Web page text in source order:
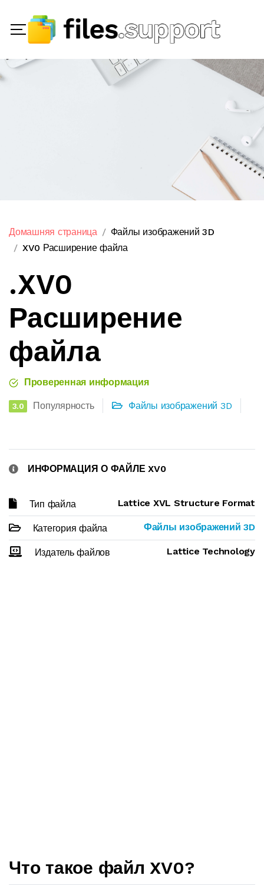
Домашняя страница
Файлы изображений 3D
XV0 Расширение файла
.XV0
Расширение
файла
Проверенная информация
3.0 Популярность Файлы изображений 3D
ИНФОРМАЦИЯ О ФАЙЛЕ XV0
Тип файла Lattice XVL Structure Format
Категория файла Файлы изображений 3D
Издатель файлов Lattice Technology
Что такое файл XV0?